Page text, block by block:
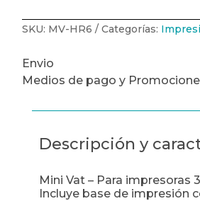
SKU: MV-HR6 Categorías:
Envio
Medios de pago y
Descripción y
Mini Vat – Para impresoras
Incluye base de impresión